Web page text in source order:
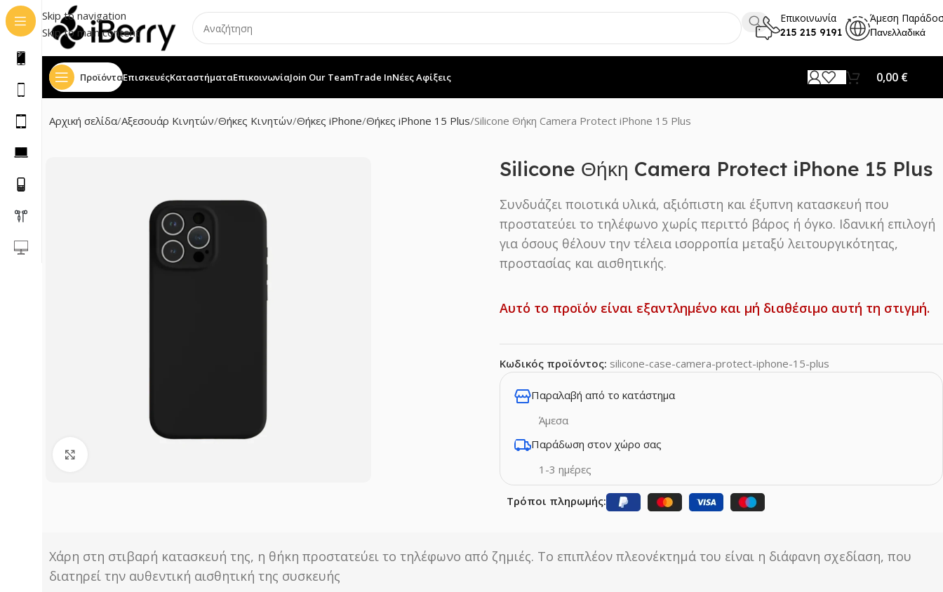
Skip to navigation
Skip to main content
Επικοινωνία
215 215 9191
Άμεση
Πανελλαδικά
ΠροϊόνταΕπισκευέςΚαταστήματαΕπικοινωνίαJoin Our TeamTrade InΝέες Αφίξεις 0,00 €
Αρχική σελίδα Αξεσουάρ Κινητών Θήκες Κινητών Θήκες iPhone Θήκες iPhone 15 Plus Silicone Θήκη Camera Protect iPhone 15 Plus
Silicone Θήκη Camera Protect iPhone 15 Plus
Συνδυάζει ποιοτικά υλικά, αξιόπιστη και έξυπνη κατασκευή που
προστατεύει το τηλέφωνο χωρίς περιττό βάρος ή όγκο. Ιδανική επιλογή
για όσους θέλουν την τέλεια ισορροπία μεταξύ λειτουργικότητας,
προστασίας και αισθητικής.
Αυτό το προϊόν είναι εξαντλημένο και μή διαθέσιμο αυτή τη στιγμή.
Κωδικός προϊόντος: silicone-case-camera-protect-iphone-15-plus
Παραλαβή από το κατάστημα
Άμεσα
Παράδωση στον χώρο σας
1-3 ημέρες
Τρόποι πληρωμής:
Χάρη στη στιβαρή κατασκευή της, η θήκη προστατεύει το τηλέφωνο από ζημιές. Το επιπλέον πλεονέκτημά του είναι η διάφανη σχεδίαση, που
διατηρεί την αυθεντική αισθητική της συσκευής